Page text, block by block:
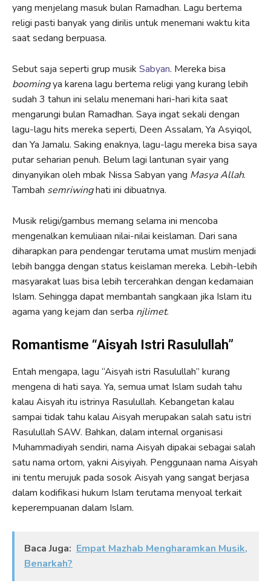
yang menjelang masuk bulan Ramadhan. Lagu bertema
religi pasti banyak yang dirilis untuk menemani waktu kita
saat sedang berpuasa.
Sebut saja seperti grup musik Sabyan. Mereka bisa
boomingya karena lagu bertema religi yang kurang lebih
sudah 3 tahun ini selalu menemani hari-hari kita saat
mengarungi bulan Ramadhan. Saya ingat sekali dengan
lagu-lagu hits mereka seperti, Deen Assalam, Ya Asyiqol,
dan Ya Jamalu. Saking enaknya, lagu-lagu mereka bisa saya
putar seharian penuh. Belum lagi lantunan syair yang
dinyanyikan oleh mbak Nissa Sabyan yang Masya Allah.
Tambah semriwinghati ini dibuatnya.
Musik religi/gambus memang selama ini mencoba
mengenalkan kemuliaan nilai-nilai keislaman. Dari sana
diharapkan para pendengar terutama umat muslim menjadi
lebih bangga dengan status keislaman mereka. Lebih-lebih
masyarakat luas bisa lebih tercerahkan dengan kedamaian
Islam. Sehingga dapat membantah sangkaan jika Islam itu
agama yang kejam dan serba njlimet.
Romantisme “Aisyah Istri Rasulullah”
Entah mengapa, lagu “Aisyah istri Rasulullah” kurang
mengena di hati saya. Ya, semua umat Islam sudah tahu
kalau Aisyah itu istrinya Rasulullah. Kebangetan kalau
sampai tidak tahu kalau Aisyah merupakan salah satu istri
Rasulullah SAW. Bahkan, dalam internal organisasi
Muhammadiyah sendiri, nama Aisyah dipakai sebagai salah
satu nama ortom, yakni Aisyiyah. Penggunaan nama Aisyah
ini tentu merujuk pada sosok Aisyah yang sangat berjasa
dalam kodifikasi hukum Islam terutama menyoal terkait
keperempuanan dalam Islam.
Baca Juga: Empat Mazhab Mengharamkan Musik,
Benarkah?